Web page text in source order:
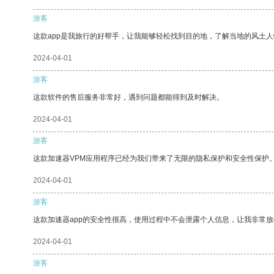
游客
这款app是我旅行的好帮手，让我能够轻松找到目的地，了解当地的风土人
2024-04-01
游客
这款软件的售后服务非常好，遇到问题都能得到及时解决。
2024-04-01
游客
这款加速器VPM应用程序已经为我们带来了无限的隐私保护和安全性保护。
2024-04-01
游客
这款加速器app的安全性很高，使用过程中不会泄露个人信息，让我非常放
2024-04-01
游客